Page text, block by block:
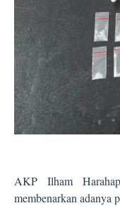
AKP Ilham
membenarkan adanya